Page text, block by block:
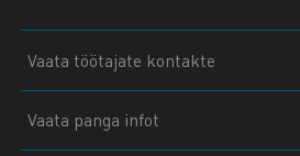
Vaata töötajate kontakte
Vaata panga infot